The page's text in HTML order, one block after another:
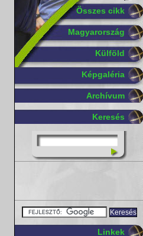
Összes cikk
Magyarország
Külföld
Képgaléria
Archívum
Keresés
Linkek